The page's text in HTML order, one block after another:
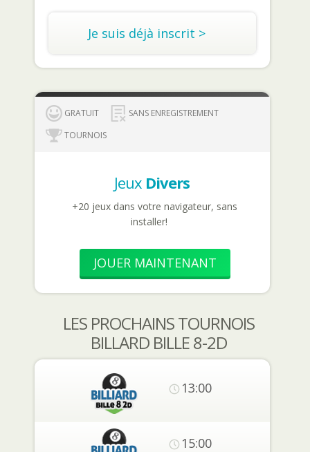
Je suis déjà inscrit >
GRATUIT
SANS ENREGISTREMENT
TOURNOIS
Jeux Divers
+20 jeux dans votre navigateur, sans
installer!
JOUER MAINTENANT
LES PROCHAINS TOURNOIS
BILLARD BILLE 8-2D
13:00
15:00